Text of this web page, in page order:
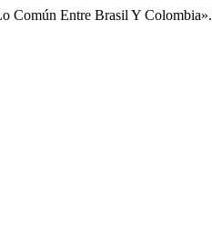
Común Entre Brasil Y Colombia».